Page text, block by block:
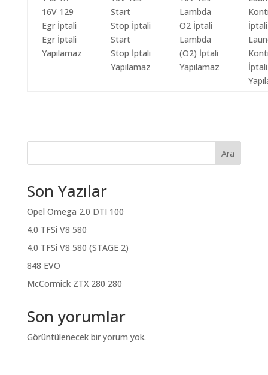
Egr İptali
Yapılamaz
Start
Stop İptali
Yapılamaz
Lambda
(O2) İptali
Yapılamaz
İptali
Ara
Son Yazılar
Opel Omega 2.0 DTI 100
4.0 TFSi V8 580
4.0 TFSi V8 580 (STAGE 2)
848 EVO
McCormick ZTX 280 280
Son yorumlar
Görüntülenecek bir yorum yok.